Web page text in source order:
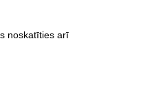
noskatīties arī